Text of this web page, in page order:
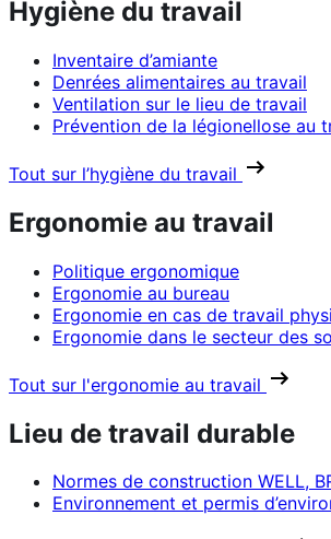
Hygiène du travail
Inventaire d’amiante
Denrées alimentaires au travail
Ventilation sur le lieu de travail
Prévention de la légionellose au
Tout sur l’hygiène du travail
Ergonomie au travail
Politique ergonomique
Ergonomie au bureau
Ergonomie en cas de travail
Ergonomie dans le secteur des
Tout sur l'ergonomie au travail
Lieu de travail durable
Normes de construction WELL,
Environnement et permis